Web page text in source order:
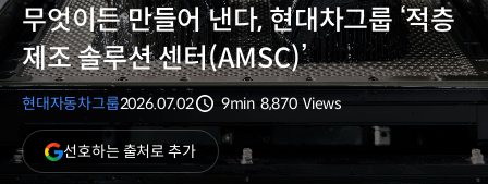
무엇이든 만들어 낸다, 현대차그룹 ‘적층
제조 솔루션 센터(AMSC)’
현대자동차그룹2026.07.02
9min 8,870 Views
선호하는 출처로 추가(새
창